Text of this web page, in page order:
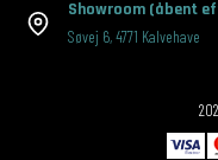
Showroom (åbent
Søvej 6,4771 Kalvehave